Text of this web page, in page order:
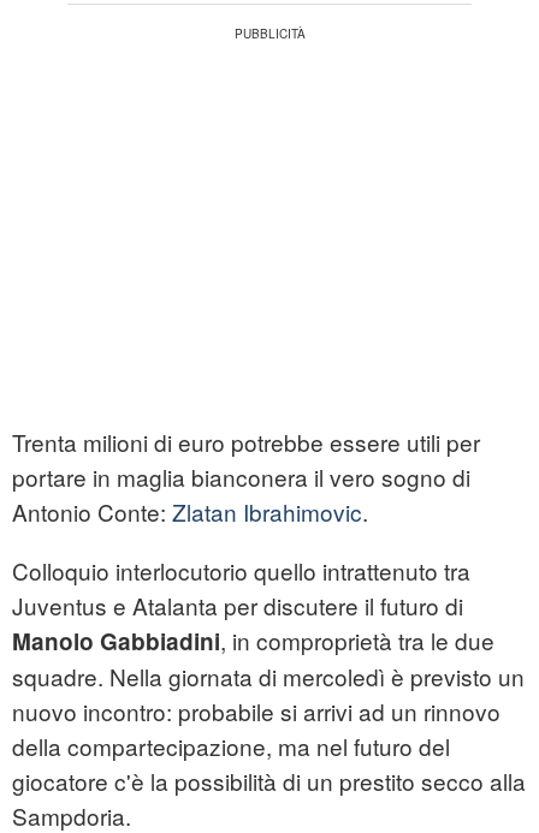
Trenta milioni di euro potrebbe essere utili per
portare in maglia bianconera il vero sogno di
Antonio Conte: Zlatan Ibrahimovic.
Colloquio interlocutorio quello intrattenuto tra
Juventus e Atalanta per discutere il futuro di
Manolo Gabbiadini, in comproprietà tra le due
squadre. Nella giornata di mercoledì è previsto un
nuovo incontro: probabile si arrivi ad un rinnovo
della compartecipazione, ma nel futuro del
giocatore c'è la possibilità di un prestito secco alla
Sampdoria.